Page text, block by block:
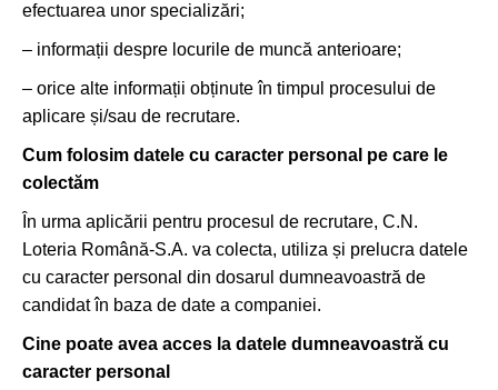
efectuarea unor specializări;
– informații despre locurile de muncă anterioare;
– orice alte informații obținute în timpul procesului de
aplicare și/sau de recrutare.
Cum folosim datele cu caracter personal pe care le
colectăm
În urma aplicării pentru procesul de recrutare, C.N.
Loteria Română-S.A. va colecta, utiliza și prelucra datele
cu caracter personal din dosarul dumneavoastră de
candidat în baza de date a companiei.
Cine poate avea acces la datele dumneavoastră cu
caracter personal